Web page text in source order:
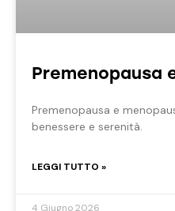
Premenopausa
Premenopausa e
benessere e serenità.
LEGGI TUTTO »
4 Giugno 2026